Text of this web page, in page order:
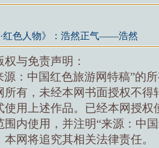
·红色人物》：浩然正气——浩然
与免责声明：
源：中国红色旅游网特稿”的
所有，未经本网书面授权不得
使用上述作品。已经本网授权
内使用，并注明“来源：中
网将追究其相关法律责任。